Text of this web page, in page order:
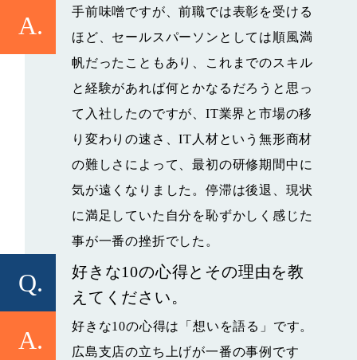
A.
手前味噌ですが、前職では表彰を受ける
ほど、セールスパーソンとしては順風満
帆だったこともあり、これまでのスキル
と経験があれば何とかなるだろうと思っ
て入社したのですが、IT業界と市場の移
り変わりの速さ、IT人材という無形商材
の難しさによって、最初の研修期間中に
気が遠くなりました。停滞は後退、現状
に満足していた自分を恥ずかしく感じた
事が一番の挫折でした。
Q.
好きな10の心得とその理由を教
えてください。
A.
好きな10の心得は「想いを語る」です。
広島支店の立ち上げが一番の事例です